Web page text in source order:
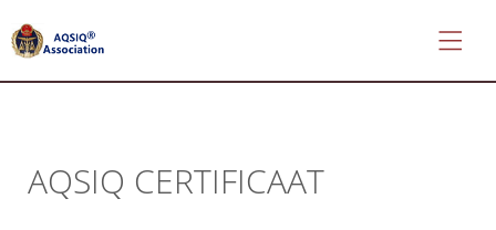
AQSIQ CERTIFICAAT
*